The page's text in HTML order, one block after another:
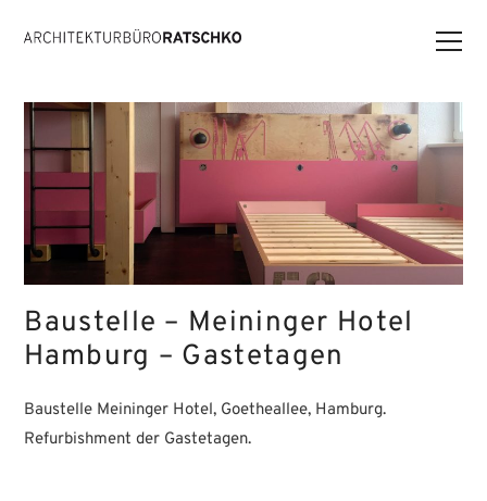
Baustelle – Meininger Hotel
Hamburg – Gastetagen
Baustelle Meininger Hotel, Goetheallee, Hamburg.
Refurbishment der Gastetagen.